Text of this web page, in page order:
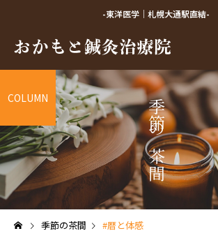
-東洋医学｜札幌大通駅直結-
季節の茶間
COLUMN
季節の茶間 #暦と体感